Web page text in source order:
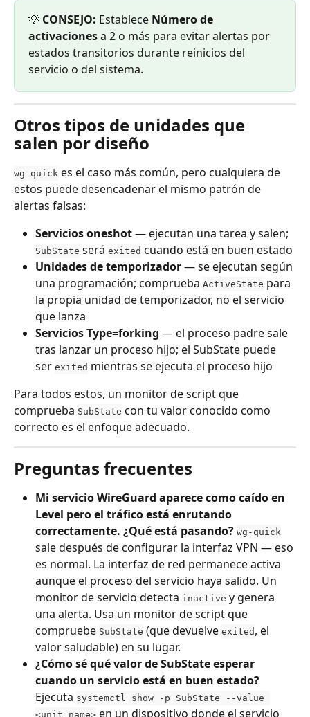
💡 CONSEJO: Establece Número de
activaciones a 2 o más para evitar alertas por
estados transitorios durante reinicios del
servicio o del sistema.
Otros tipos de unidades que
salen por diseño
wg-quick es el caso más común, pero cualquiera de
estos puede desencadenar el mismo patrón de
alertas falsas:
Servicios oneshot — ejecutan una tarea y salen;
SubState será exited cuando está en buen estado
Unidades de temporizador — se ejecutan según
una programación; comprueba ActiveState para
la propia unidad de temporizador, no el servicio
que lanza
Servicios Type=forking — el proceso padre sale
tras lanzar un proceso hijo; el SubState puede
ser exited mientras se ejecuta el proceso hijo
Para todos estos, un monitor de script que
comprueba SubState con tu valor conocido como
correcto es el enfoque adecuado.
Preguntas frecuentes
Mi servicio WireGuard aparece como caído en
Level pero el tráfico está enrutando
correctamente. ¿Qué está pasando? wg-quick
sale después de configurar la interfaz VPN — eso
es normal. La interfaz de red permanece activa
aunque el proceso del servicio haya salido. Un
monitor de servicio detecta inactive y genera
una alerta. Usa un monitor de script que
compruebe SubState (que devuelve exited , el
valor saludable) en su lugar.
¿Cómo sé qué valor de SubState esperar
cuando un servicio está en buen estado?
Ejecuta systemctl show -p SubState --value
<unit_name> en un dispositivo donde el servicio